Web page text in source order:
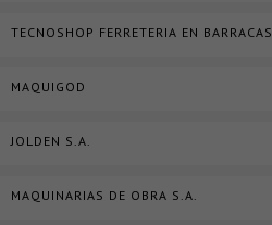
TECNOSHOP FERRETERIA EN BARRACAS
MAQUIGOD
JOLDEN S.A.
MAQUINARIAS DE OBRA S.A.